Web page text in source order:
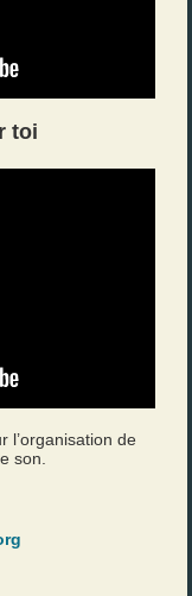
toi
l’organisation de
son.